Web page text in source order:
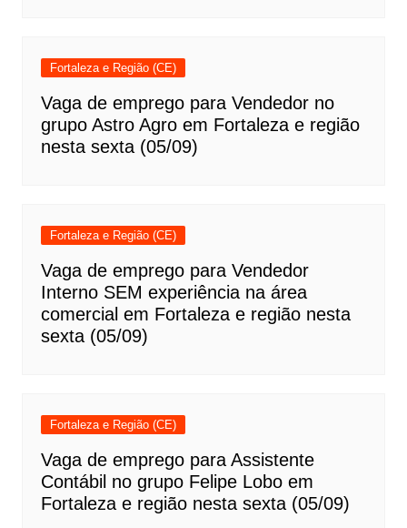
Fortaleza e Região (CE)
Vaga de emprego para Vendedor no
grupo Astro Agro em Fortaleza e região
nesta sexta (05/09)
Fortaleza e Região (CE)
Vaga de emprego para Vendedor
Interno SEM experiência na área
comercial em Fortaleza e região nesta
sexta (05/09)
Fortaleza e Região (CE)
Vaga de emprego para Assistente
Contábil no grupo Felipe Lobo em
Fortaleza e região nesta sexta (05/09)